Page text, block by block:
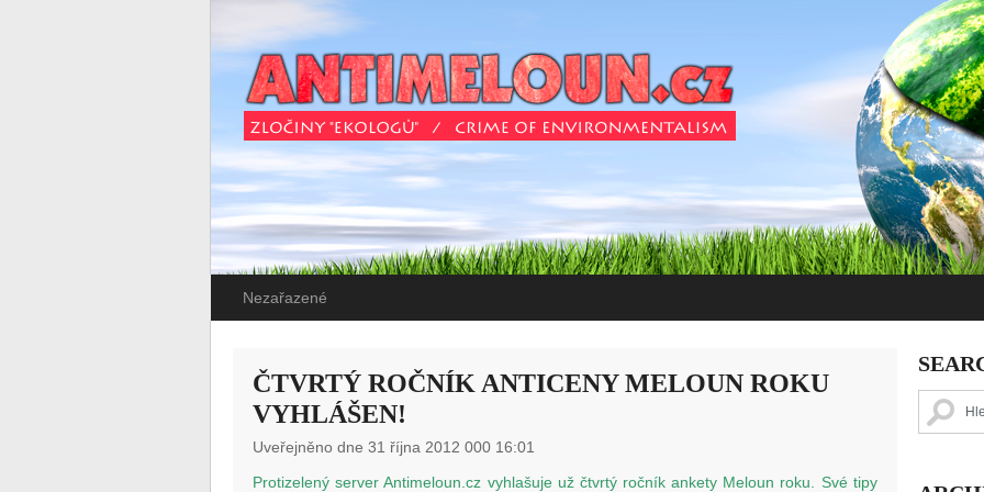
Nezařazené
ČTVRTÝ ROČNÍK ANTICENY MELOUN ROKU
VYHLÁŠEN!
Uveřejněno dne 31 října 2012 000 16:01
Protizelený server Antimeloun.cz vyhlašuje už čtvrtý ročník ankety Meloun roku. Své tipy